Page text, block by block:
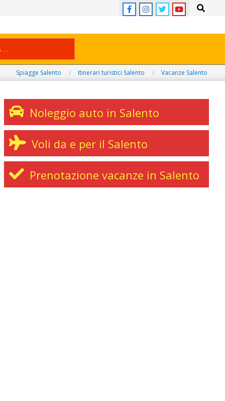
Search
Spiagge Salento Itinerari turistici Salento Vacanze Salento
Noleggio auto in Salento
Voli da e per il Salento
Prenotazione vacanze in Salento